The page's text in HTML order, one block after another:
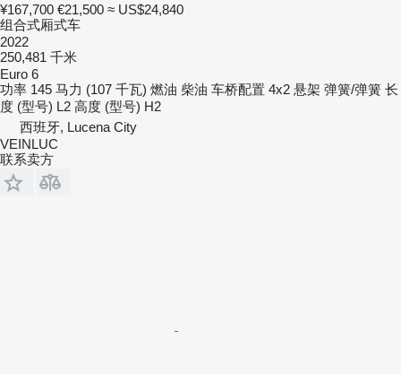
¥167,700 €21,500 ≈ US$24,840
组合式厢式车
2022
250,481 千米
Euro 6
功率 145 马力 (107 千瓦) 燃油 柴油 车桥配置 4x2 悬架 弹簧/弹簧 长
度 (型号) L2 高度 (型号) H2
西班牙, Lucena City
VEINLUC
联系卖方